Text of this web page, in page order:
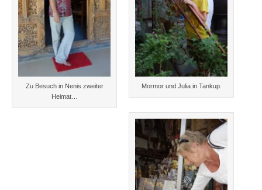
Zu Besuch in Nenis zweiter
Heimat…
Mormor und Julia in Tankup.